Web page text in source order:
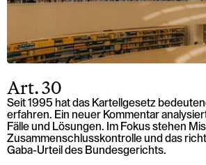
Art. 30
Seit 1995 hat das Kartellgesetz
erfahren. Ein neuer Kommentar
Fälle und Lösungen. Im Fokus stehen
Zusammenschlusskontrolle und das
Gaba-Urteil des Bundesgerichts.